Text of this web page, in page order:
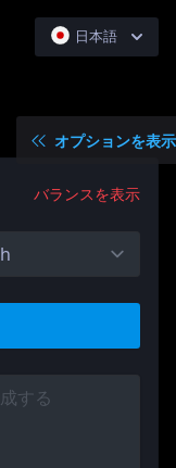
日本語
中文简体
バランスを表示
オプションを表示